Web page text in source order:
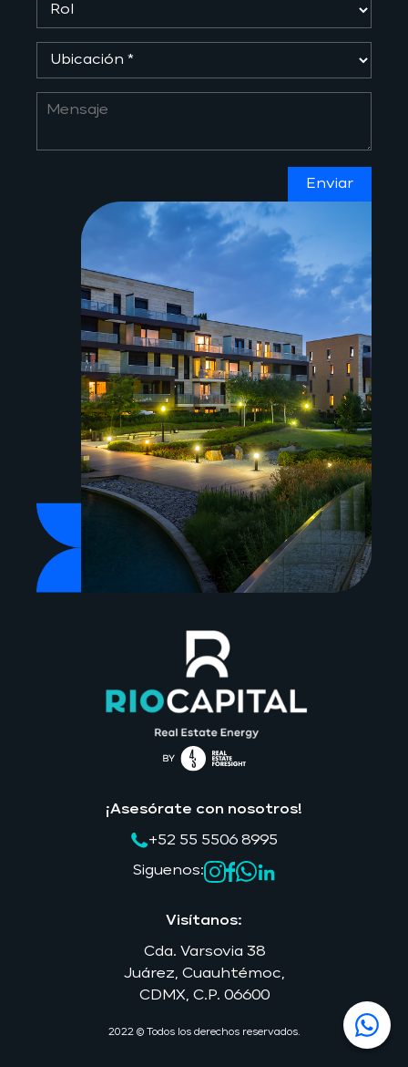
¡Asesórate con nosotros!
+52 55 5506 8995
Siguenos:
Visítanos:
Cda. Varsovia 38
Juárez, Cuauhtémoc,
CDMX, C.P. 06600
2022 © Todos los derechos reservados.